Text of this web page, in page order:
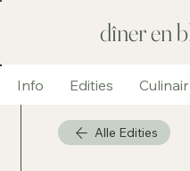
dîner en
Info Edities Culinair
Alle Edities